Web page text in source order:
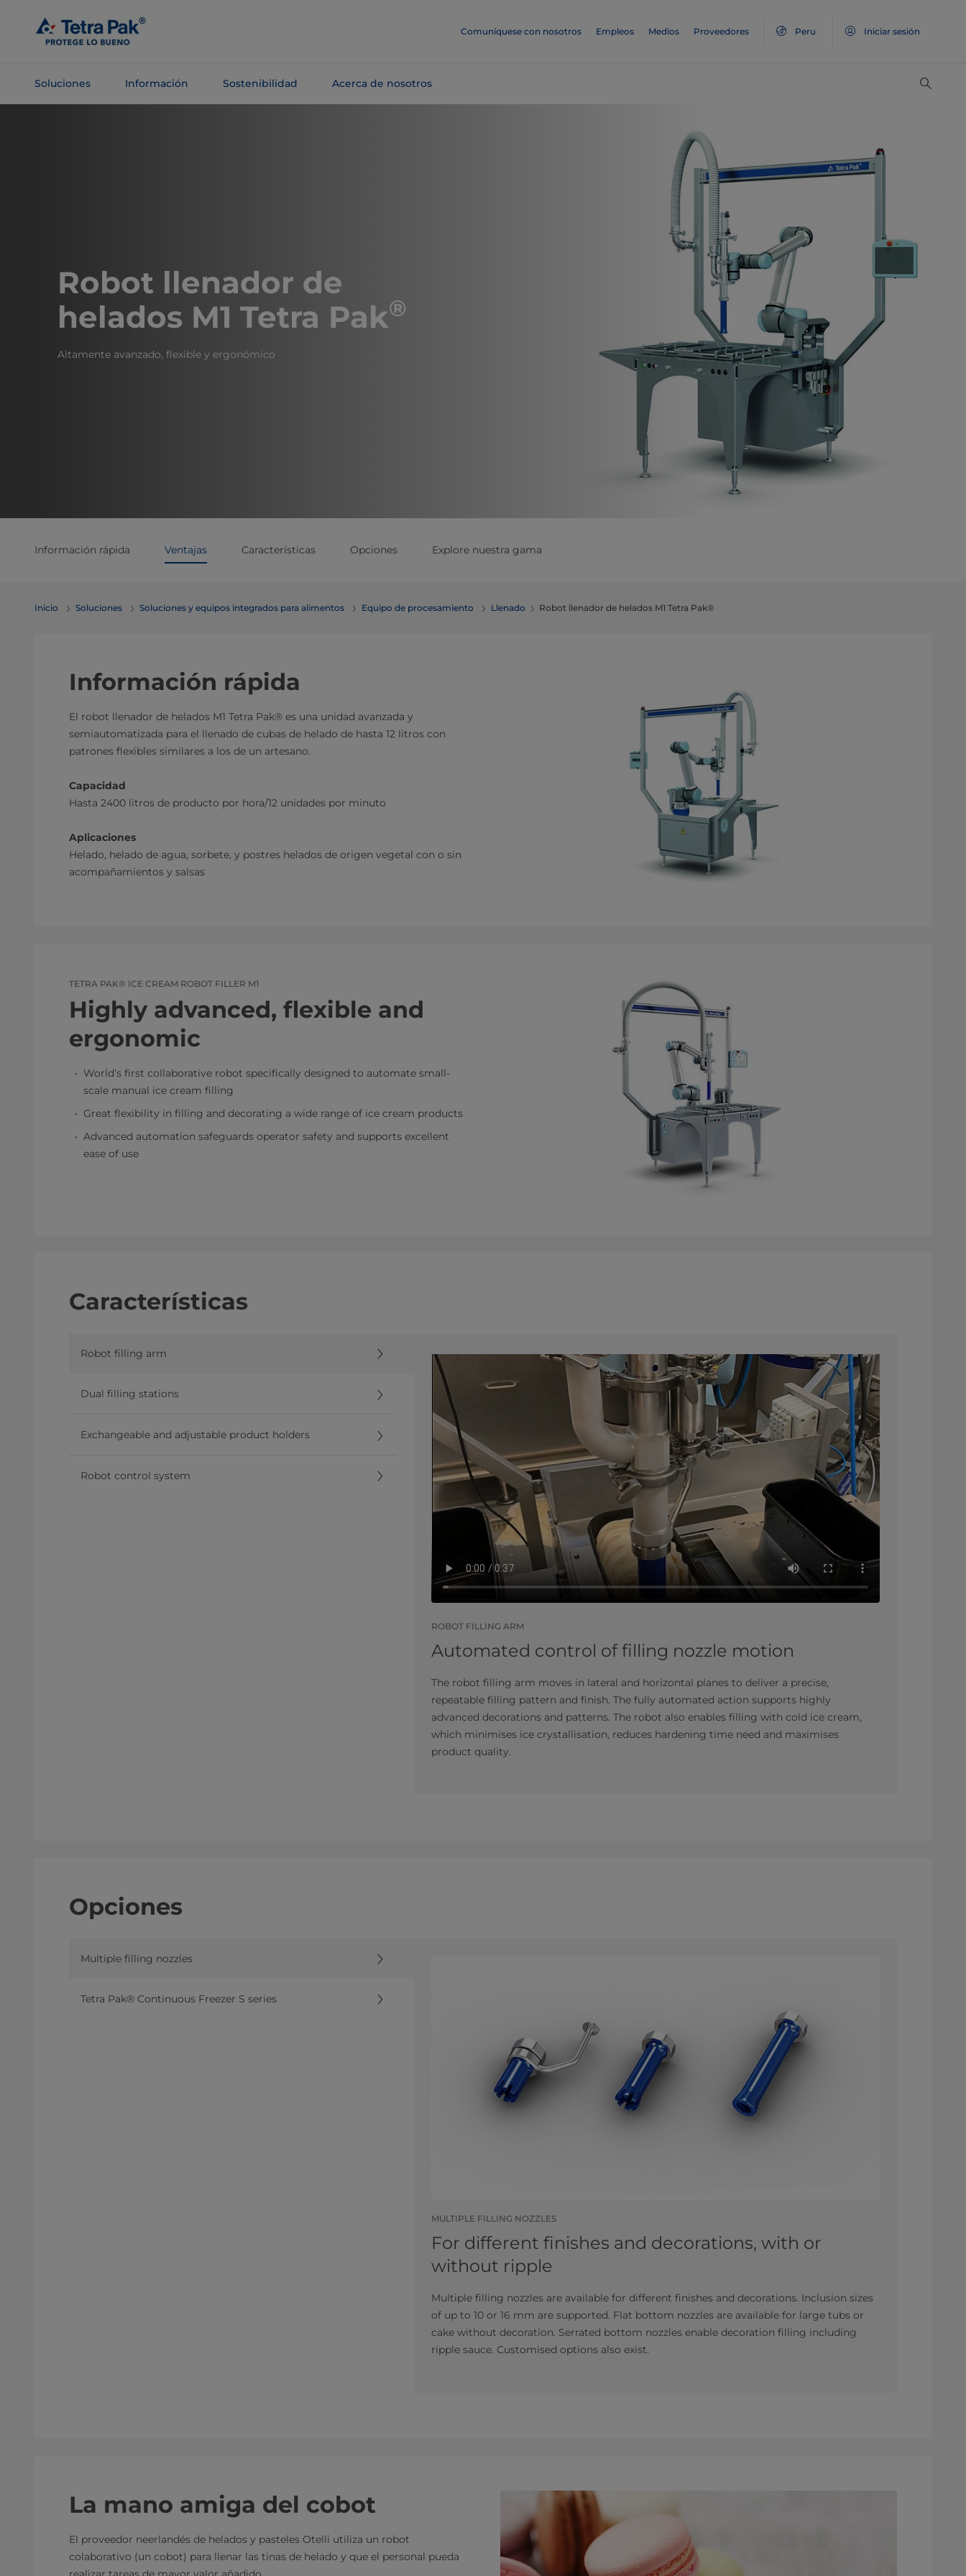
contenido
principal
Comuníquese con nosotros Empleos Medios Proveedores Peru Iniciar sesión
Soluciones Información Sostenibilidad Acerca de nosotros
Robot llenador de
helados M1 Tetra Pak®
Altamente avanzado, flexible y ergonómico
Información rápida Ventajas Características Opciones Explore nuestra gama
Inicio Soluciones Soluciones y equipos integrados para alimentos Equipo de procesamiento Llenado Robot llenador de helados M1 Tetra Pak®
Información rápida
El robot llenador de helados M1 Tetra Pak® es una unidad avanzada y
semiautomatizada para el llenado de cubas de helado de hasta 12 litros con
patrones flexibles similares a los de un artesano.
Capacidad
Hasta 2400 litros de producto por hora/12 unidades por minuto
Aplicaciones
Helado, helado de agua, sorbete, y postres helados de origen vegetal con o sin
acompañamientos y salsas
TETRA PAK® ICE CREAM ROBOT FILLER M1
Highly advanced, flexible and
ergonomic
World’s first collaborative robot specifically designed to automate small-
scale manual ice cream filling
Great flexibility in filling and decorating a wide range of ice cream products
Advanced automation safeguards operator safety and supports excellent
ease of use
Características
Robot filling arm
Dual filling stations
Exchangeable and adjustable product holders
Robot control system
ROBOT FILLING ARM
Automated control of filling nozzle motion
The robot filling arm moves in lateral and horizontal planes to deliver a precise,
repeatable filling pattern and finish. The fully automated action supports highly
advanced decorations and patterns. The robot also enables filling with cold ice cream,
which minimises ice crystallisation, reduces hardening time need and maximises
product quality.
Opciones
Multiple filling nozzles
Tetra Pak® Continuous Freezer S series
MULTIPLE FILLING NOZZLES
For different finishes and decorations, with or
without ripple
Multiple filling nozzles are available for different finishes and decorations. Inclusion sizes
of up to 10 or 16 mm are supported. Flat bottom nozzles are available for large tubs or
cake without decoration. Serrated bottom nozzles enable decoration filling including
ripple sauce. Customised options also exist.
La mano amiga del cobot
El proveedor neerlandés de helados y pasteles Otelli utiliza un robot
colaborativo (un cobot) para llenar las tinas de helado y que el personal pueda